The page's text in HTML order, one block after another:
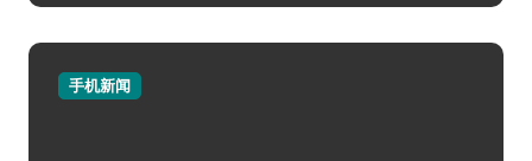
手机新闻